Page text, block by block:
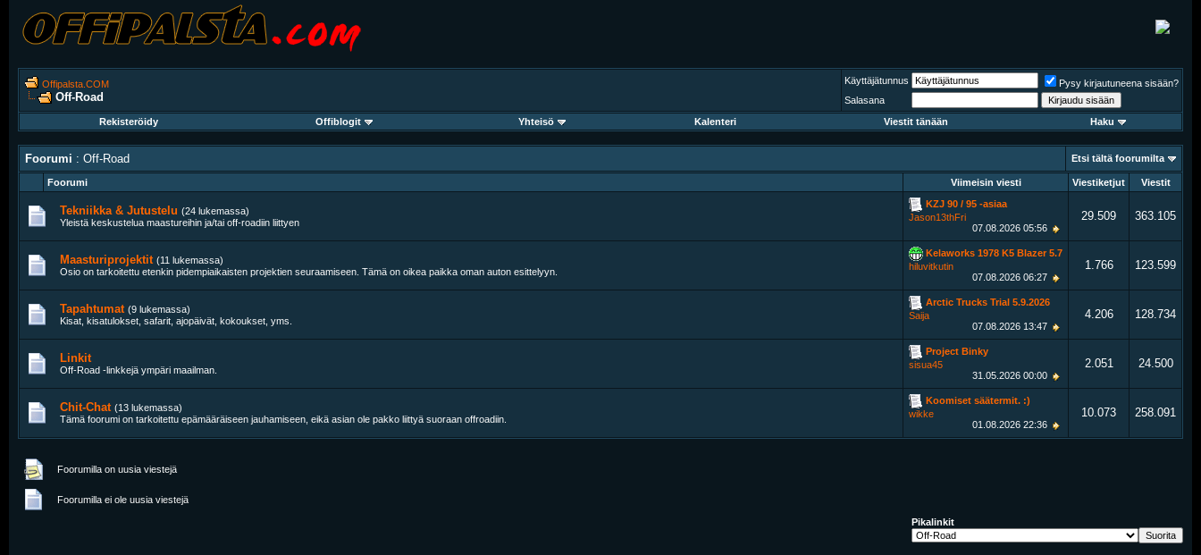
Offipalsta.COM
Off-Road
Käyttäjätunnus
Pysy kirjautuneena sisään?
Salasana
Rekisteröidy
Offiblogit Yhteisö Kalenteri Viestit tänään Haku
Foorumi : Off-Road Etsi tältä foorumilta
Foorumi Viimeisin viesti Viestiketjut Viestit
Tekniikka & Jutustelu (24 lukemassa)
Yleistä keskustelua maastureihin ja/tai off-roadiin liittyen
KZJ 90 / 95 -asiaa
Jason13thFri
07.08.2026 05:56
29.509 363.105
Maasturiprojektit (11 lukemassa)
Osio on tarkoitettu etenkin pidempiaikaisten projektien seuraamiseen. Tämä on oikea paikka oman auton esittelyyn.
Kelaworks 1978 K5 Blazer 5.7
hiluvitkutin
07.08.2026 06:27
1.766 123.599
Tapahtumat (9 lukemassa)
Kisat, kisatulokset, safarit, ajopäivät, kokoukset, yms.
Arctic Trucks Trial 5.9.2026
Saija
07.08.2026 13:47
4.206 128.734
Linkit
Off-Road -linkkejä ympäri maailman.
Project Binky
sisua45
31.05.2026 00:00
2.051 24.500
Chit-Chat (13 lukemassa)
Tämä foorumi on tarkoitettu epämääräiseen jauhamiseen, eikä asian ole pakko liittyä suoraan offroadiin.
Koomiset säätermit. :)
wikke
01.08.2026 22:36
10.073 258.091
Foorumilla on uusia viestejä
Foorumilla ei ole uusia viestejä
Pikalinkit